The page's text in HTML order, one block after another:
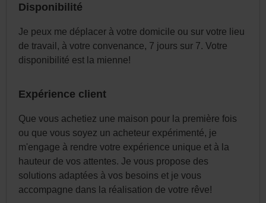
Disponibilité
Je peux me déplacer à votre domicile ou sur votre lieu
de travail, à votre convenance, 7 jours sur 7. Votre
disponibilité est la mienne!
Expérience client
Que vous achetiez une maison pour la première fois
ou que vous soyez un acheteur expérimenté, je
m'engage à rendre votre expérience unique et à la
hauteur de vos attentes. Je vous propose des
solutions adaptées à vos besoins et je vous
accompagne dans la réalisation de votre rêve!